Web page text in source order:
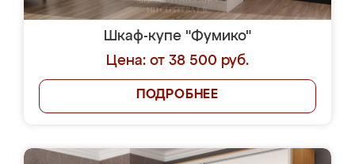
Шкаф-купе "Фумико"
Цена: от 38 500 руб.
ПОДРОБНЕЕ